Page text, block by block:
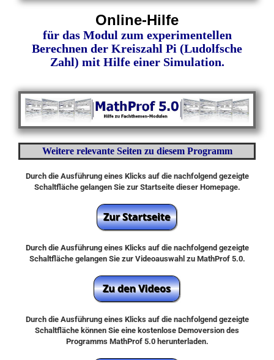
Online-Hilfe
für das Modul zum experimentellen
Berechnen der Kreiszahl Pi (Ludolfsche
Zahl) mit Hilfe einer Simulation.
Weitere relevante Seiten zu diesem Programm
Durch die Ausführung eines Klicks auf die nachfolgend gezeigte
Schaltfläche gelangen Sie zur Startseite dieser Homepage.
Durch die Ausführung eines Klicks auf die nachfolgend gezeigte
Schaltfläche gelangen Sie zur Videoauswahl zu MathProf 5.0.
Durch die Ausführung eines Klicks auf die nachfolgend gezeigte
Schaltfläche können Sie eine kostenlose Demoversion des
Programms MathProf 5.0 herunterladen.